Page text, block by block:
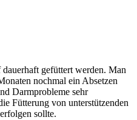
gefüttert werden. Man
nochmal ein Absetzen
Darmprobleme sehr
Fütterung von unterstützenden
sollte.